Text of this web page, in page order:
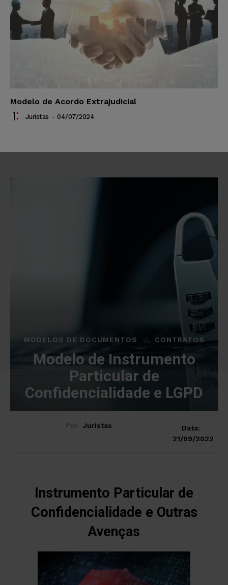
Modelo de Acordo Extrajudicial
Juristas - 04/07/2024